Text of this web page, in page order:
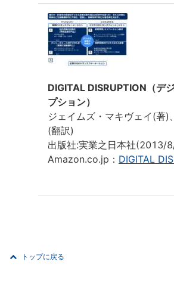
DIGITAL DISRUPTION（デ
プション）
ジェイムズ・マキヴェイ(著)
(翻訳)
出版社:実業之日本社(2013/
Amazon.co.jp： DIGITAL
トップに戻る